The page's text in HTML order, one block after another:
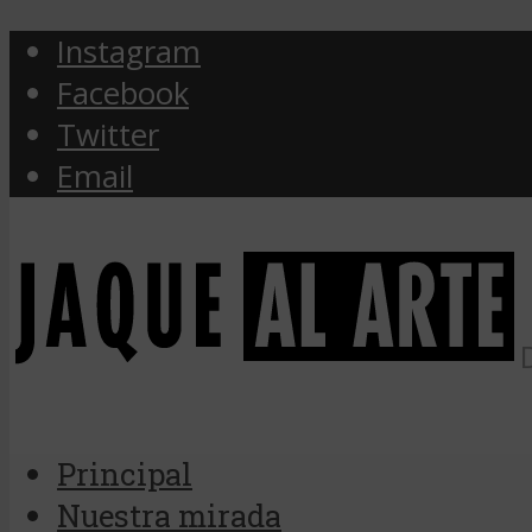
Instagram
Facebook
Twitter
Email
Principal
Nuestra mirada